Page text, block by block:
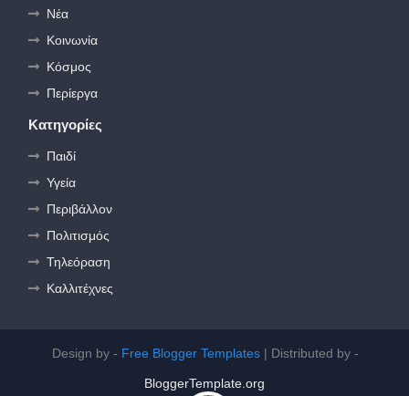
Νέα
Κοινωνία
Κόσμος
Περίεργα
Κατηγορίες
Παιδί
Υγεία
Περιβάλλον
Πολιτισμός
Τηλεόραση
Καλλιτέχνες
Design by - Free Blogger Templates| Distributed by -
BloggerTemplate.org